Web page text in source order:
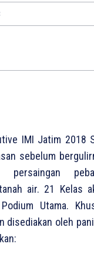
IMI Jatim 2018
sebelum
persaingan
air. 21 Kelas
Utama.
disediakan oleh